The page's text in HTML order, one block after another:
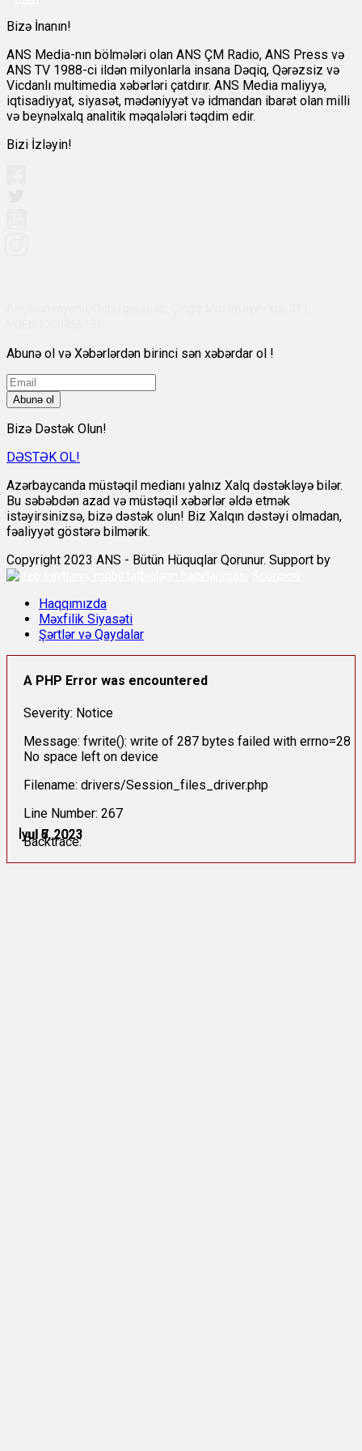
İyul 6, 2023
İyul 6, 2023
İyul 7, 2023
İyul 7, 2023
İyul 7, 2023
İyul 8, 2023
Bizə İnanın!
ANS Media-nın bölmələri olan ANS ÇM Radio, ANS Press və
ANS TV 1988-ci ildən milyonlarla insana Dəqiq, Qərəzsiz və
Vicdanlı multimedia xəbərləri çatdırır. ANS Media maliyyə,
iqtisadiyyat, siyasət, mədəniyyət və idmandan ibarət olan milli
və beynəlxalq analitik məqalələri təqdim edir.
Bizi İzləyin!
Abunə ol və Xəbərlərdən birinci sən xəbərdar ol !
Abunə ol
Bizə Dəstək Olun!
DƏSTƏK OL!
Azərbaycanda müstəqil medianı yalnız Xalq dəstəkləyə bilər.
Bu səbəbdən azad və müstəqil xəbərlər əldə etmək
istəyirsinizsə, bizə dəstək olun! Biz Xalqın dəstəyi olmadan,
fəaliyyət göstərə bilmərik.
Copyright 2023 ANS - Bütün Hüquqlar Qorunur. Support by
Haqqımızda
Məxfilik Siyasəti
Şərtlər və Qaydalar
A PHP Error was encountered
Severity: Notice
Message: fwrite(): write of 287 bytes failed with errno=28
No space left on device
Filename: drivers/Session_files_driver.php
Line Number: 267
Backtrace: